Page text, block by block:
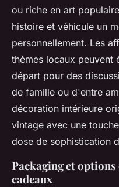
ou riche en art
histoire et véhicule un
personnellement. Les
thèmes locaux peuvent
départ pour des
de famille ou d'entre
décoration intérieure
vintage avec une
dose de sophistication
Packaging et
cadeaux